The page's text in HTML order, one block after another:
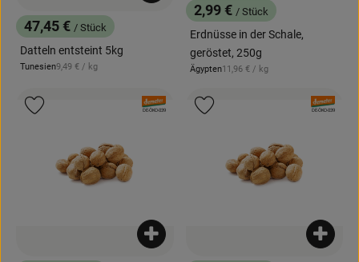
, Preis:
47,45 € / Stück
Datteln entsteint 5kg
, Herkunft:
Tunesien, Referenzpreis:
9,49 € / kg
, Preis:
2,99 € / Stück
Erdnüsse in der Schale,
geröstet, 250g
, Herkunft:
Ägypten, Referenzpreis:
11,96 € / kg
Produkt zum Warenkorb hinzufügen
, Verband:
, Kontrollstelle:
DE-ÖKO-039
Produkt zu Favouriten hinzufügen
, Verband:
, Kontrollstelle:
DE-ÖKO-039
Produkt zu Favouriten hinzufügen